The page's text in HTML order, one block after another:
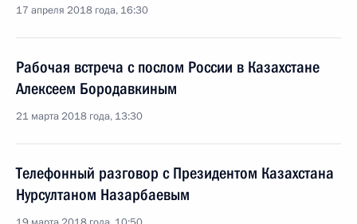
17 апреля 2018 года, 16:30
Рабочая встреча с послом России в Казахстане
Алексеем Бородавкиным
21 марта 2018 года, 13:30
Телефонный разговор с Президентом Казахстана
Нурсултаном Назарбаевым